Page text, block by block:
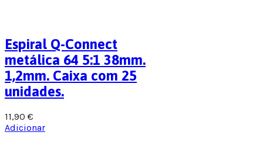
Espiral Q-Connect
metálica 64 5:1 38mm.
1,2mm. Caixa com 25
unidades.
11,90 €
Adicionar